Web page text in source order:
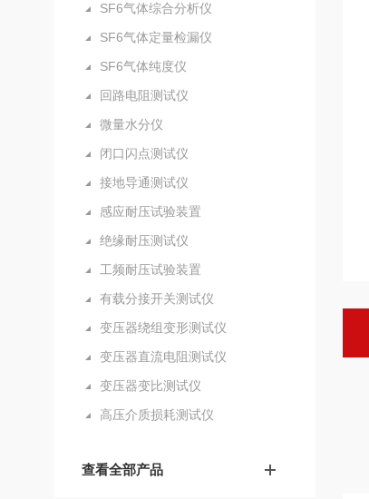
SF6气体综合分析仪
SF6气体定量检漏仪
SF6气体纯度仪
回路电阻测试仪
微量水分仪
闭口闪点测试仪
接地导通测试仪
感应耐压试验装置
绝缘耐压测试仪
工频耐压试验装置
有载分接开关测试仪
变压器绕组变形测试仪
变压器直流电阻测试仪
变压器变比测试仪
高压介质损耗测试仪
查看全部产品